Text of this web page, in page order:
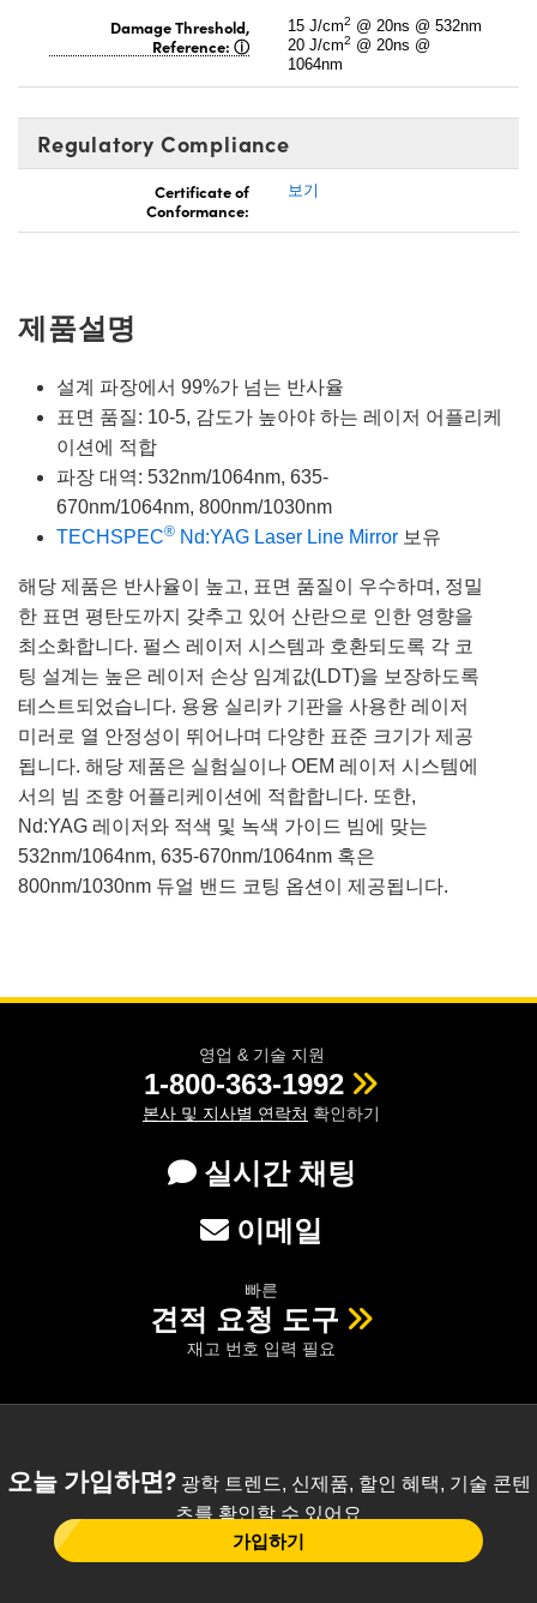
Damage Threshold,
Reference:
15 J/cm2 @ 20ns @ 532nm
20 J/cm2 @ 20ns @
1064nm
Regulatory Compliance
Certificate of
Conformance:
보기
제품설명
설계 파장에서 99%가 넘는 반사율
표면 품질: 10-5, 감도가 높아야 하는 레이저 어플리케
이션에 적합
파장 대역: 532nm/1064nm, 635-
670nm/1064nm, 800nm/1030nm
TECHSPEC® Nd:YAG Laser Line Mirror 보유
해당 제품은 반사율이 높고, 표면 품질이 우수하며, 정밀
한 표면 평탄도까지 갖추고 있어 산란으로 인한 영향을
최소화합니다. 펄스 레이저 시스템과 호환되도록 각 코
팅 설계는 높은 레이저 손상 임계값(LDT)을 보장하도록
테스트되었습니다. 용융 실리카 기판을 사용한 레이저
미러로 열 안정성이 뛰어나며 다양한 표준 크기가 제공
됩니다. 해당 제품은 실험실이나 OEM 레이저 시스템에
서의 빔 조향 어플리케이션에 적합합니다. 또한,
Nd:YAG 레이저와 적색 및 녹색 가이드 빔에 맞는
532nm/1064nm, 635-670nm/1064nm 혹은
800nm/1030nm 듀얼 밴드 코팅 옵션이 제공됩니다.
영업 & 기술 지원
1-800-363-1992
본사 및 지사별 연락처 확인하기
실시간 채팅
이메일
빠른
견적 요청 도구
재고 번호 입력 필요
오늘 가입하면?광학 트렌드, 신제품, 할인 혜택, 기술 콘텐
츠를 확인할 수 있어요
가입하기